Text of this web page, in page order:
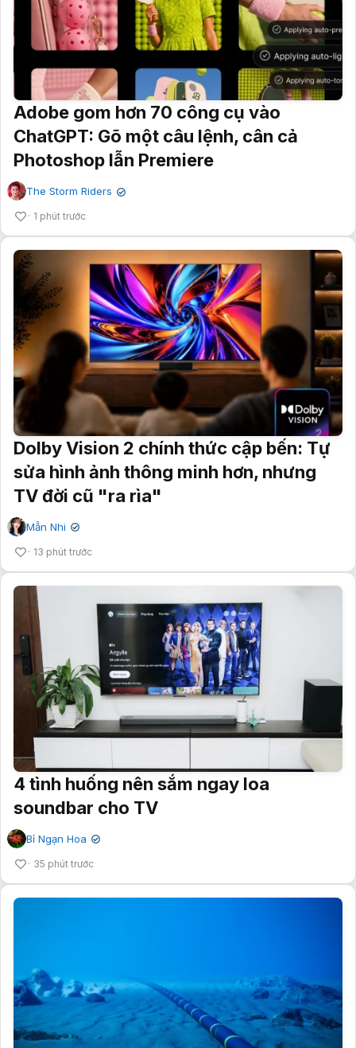
Adobe gom hơn 70 công cụ vào
ChatGPT: Gõ một câu lệnh, cân cả
Photoshop lẫn Premiere
The Storm Riders ✔
1 phút trước
Dolby Vision 2 chính thức cập bến: Tự
sửa hình ảnh thông minh hơn, nhưng
TV đời cũ "ra rìa"
Mẫn Nhi ✔
13 phút trước
4 tình huống nên sắm ngay loa
soundbar cho TV
Bỉ Ngạn Hoa ✔
35 phút trước